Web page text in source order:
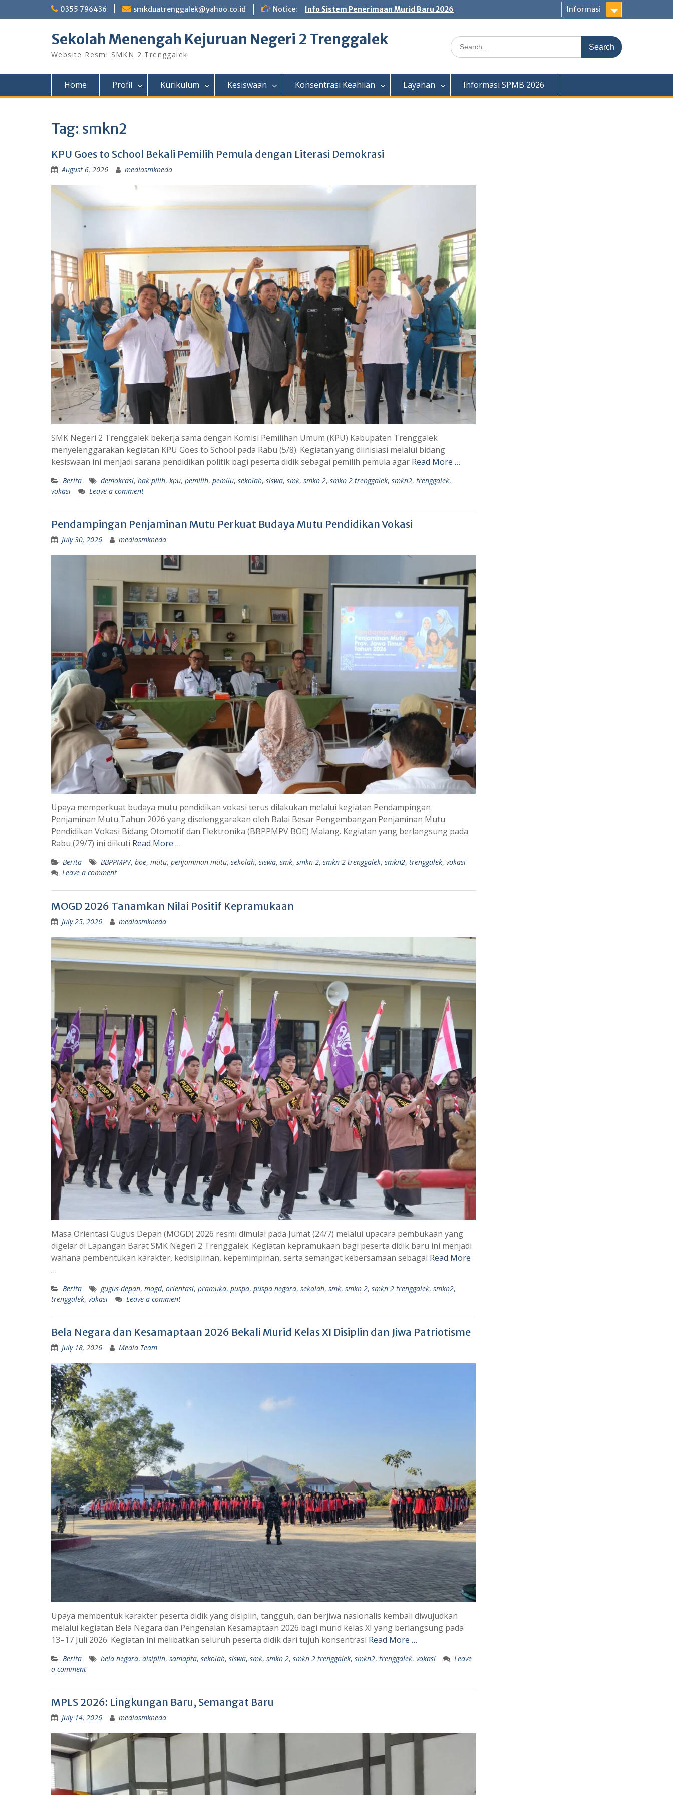
0355 796436 smkduatrenggalek@yahoo.co.id Notice: Info Sistem Penerimaan Murid Baru 2026 Informasi
Sekolah Menengah Kejuruan Negeri 2 Trenggalek
Website Resmi SMKN 2 Trenggalek
Search
for:
Home Profil Kurikulum Kesiswaan Konsentrasi Keahlian Layanan Informasi SPMB 2026
Tag: smkn2
KPU Goes to School Bekali Pemilih Pemula dengan Literasi Demokrasi
August 6, 2026 mediasmkneda
SMK Negeri 2 Trenggalek bekerja sama dengan Komisi Pemilihan Umum (KPU) Kabupaten Trenggalek
menyelenggarakan kegiatan KPU Goes to School pada Rabu (5/8). Kegiatan yang diinisiasi melalui bidang
kesiswaan ini menjadi sarana pendidikan politik bagi peserta didik sebagai pemilih pemula agar Read More …
Berita demokrasi, hak pilih, kpu, pemilih, pemilu, sekolah, siswa, smk, smkn 2, smkn 2 trenggalek, smkn2, trenggalek,
vokasi
Leave a comment
Pendampingan Penjaminan Mutu Perkuat Budaya Mutu Pendidikan Vokasi
July 30, 2026 mediasmkneda
Upaya memperkuat budaya mutu pendidikan vokasi terus dilakukan melalui kegiatan Pendampingan
Penjaminan Mutu Tahun 2026 yang diselenggarakan oleh Balai Besar Pengembangan Penjaminan Mutu
Pendidikan Vokasi Bidang Otomotif dan Elektronika (BBPPMPV BOE) Malang. Kegiatan yang berlangsung pada
Rabu (29/7) ini diikuti Read More …
Berita BBPPMPV, boe, mutu, penjaminan mutu, sekolah, siswa, smk, smkn 2, smkn 2 trenggalek, smkn2, trenggalek, vokasi
Leave a comment
MOGD 2026 Tanamkan Nilai Positif Kepramukaan
July 25, 2026 mediasmkneda
Masa Orientasi Gugus Depan (MOGD) 2026 resmi dimulai pada Jumat (24/7) melalui upacara pembukaan yang
digelar di Lapangan Barat SMK Negeri 2 Trenggalek. Kegiatan kepramukaan bagi peserta didik baru ini menjadi
wahana pembentukan karakter, kedisiplinan, kepemimpinan, serta semangat kebersamaan sebagai Read More
…
Berita gugus depan, mogd, orientasi, pramuka, puspa, puspa negara, sekolah, smk, smkn 2, smkn 2 trenggalek, smkn2,
trenggalek, vokasi Leave a comment
Bela Negara dan Kesamaptaan 2026 Bekali Murid Kelas XI Disiplin dan Jiwa Patriotisme
July 18, 2026 Media Team
Upaya membentuk karakter peserta didik yang disiplin, tangguh, dan berjiwa nasionalis kembali diwujudkan
melalui kegiatan Bela Negara dan Pengenalan Kesamaptaan 2026 bagi murid kelas XI yang berlangsung pada
13–17 Juli 2026. Kegiatan ini melibatkan seluruh peserta didik dari tujuh konsentrasi Read More …
Berita bela negara, disiplin, samapta, sekolah, siswa, smk, smkn 2, smkn 2 trenggalek, smkn2, trenggalek, vokasi
Leave
a comment
MPLS 2026: Lingkungan Baru, Semangat Baru
July 14, 2026 mediasmkneda